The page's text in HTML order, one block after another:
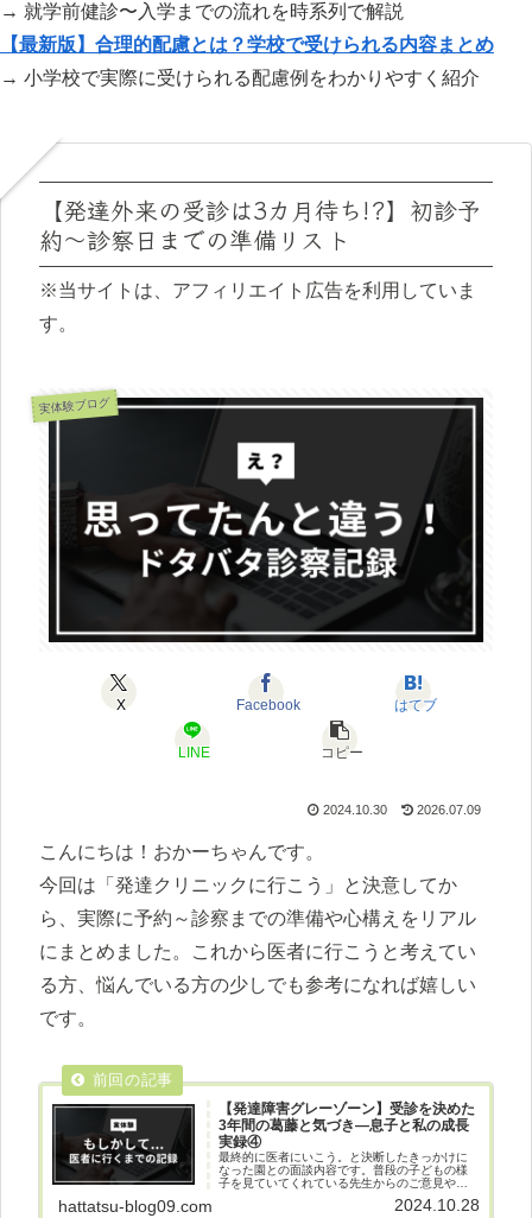
→ 就学前健診〜入学までの流れを時系列で解説
【最新版】合理的配慮とは？学校で受けられる内容まとめ
→ 小学校で実際に受けられる配慮例をわかりやすく紹介
【発達外来の受診は3カ月待ち!?】初診予
約〜診察日までの準備リスト
※当サイトは、アフィリエイト広告を利用していま
す。
実体験ブログ
X Facebook はてブ
LINE コピー
2024.10.30 2026.07.09
こんにちは！おかーちゃんです。
今回は「発達クリニックに行こう」と決意してか
ら、実際に予約～診察までの準備や心構えをリアル
にまとめました。これから医者に行こうと考えてい
る方、悩んでいる方の少しでも参考になれば嬉しい
です。
【発達障害グレーゾーン】受診を決めた
3年間の葛藤と気づき―息子と私の成長
実録④
最終的に医者にいこう。と決断したきっかけに
なった園との面談内容です。普段の子どもの様
子を見ていてくれている先生からのご意見や私
hattatsu-blog09.com 2024.10.28